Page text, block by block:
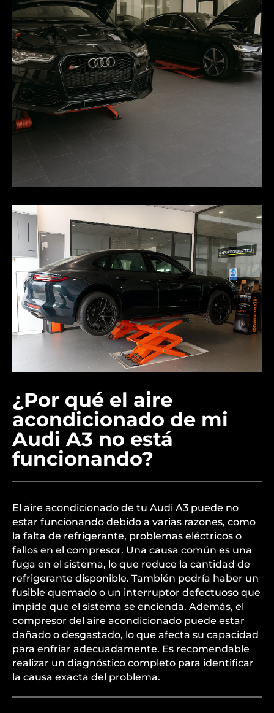
¿Por qué el aire
acondicionado de mi
Audi A3 no está
funcionando?
El aire acondicionado de tu Audi A3 puede no
estar funcionando debido a varias razones, como
la falta de refrigerante, problemas eléctricos o
fallos en el compresor. Una causa común es una
fuga en el sistema, lo que reduce la cantidad de
refrigerante disponible. También podría haber un
fusible quemado o un interruptor defectuoso que
impide que el sistema se encienda. Además, el
compresor del aire acondicionado puede estar
dañado o desgastado, lo que afecta su capacidad
para enfriar adecuadamente. Es recomendable
realizar un diagnóstico completo para identificar
la causa exacta del problema.